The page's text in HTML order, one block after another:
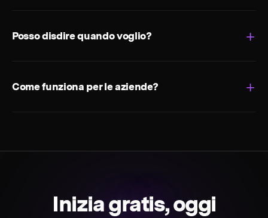
Posso disdire quando voglio?
Come funziona per le aziende?
Iniziagratis, oggi